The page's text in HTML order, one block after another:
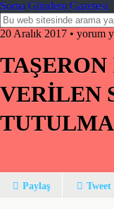
Soma Gündem Gazetesi
20 Aralık 2017 • yorum
VERİLEN
Paylaş Tweet